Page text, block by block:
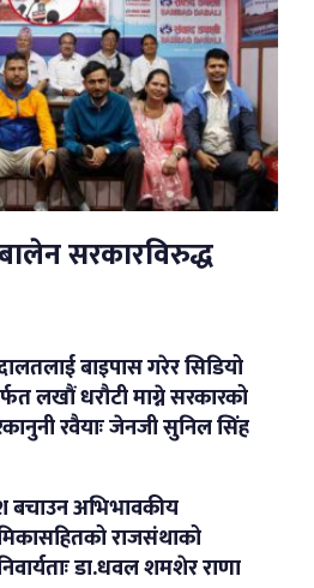
सरकारविरुद्ध
बाइपास गरेर सिडियो
लखौं धरौटी माग्ने सरकारको
रवैयाः जेनजी सुनिल सिंह
बचाउन अभिभावकीय
राजसंथाको
डा.धवल शमशेर राणा